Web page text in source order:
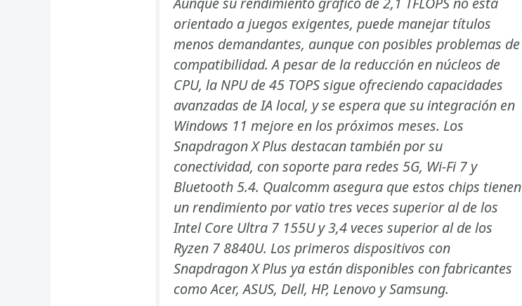
orientado a juegos exigentes, puede manejar títulos
menos demandantes, aunque con posibles problemas de
compatibilidad. A pesar de la reducción en núcleos de
CPU, la NPU de 45 TOPS sigue ofreciendo capacidades
avanzadas de IA local, y se espera que su integración en
Windows 11 mejore en los próximos meses. Los
Snapdragon X Plus destacan también por su
conectividad, con soporte para redes 5G, Wi-Fi 7 y
Bluetooth 5.4. Qualcomm asegura que estos chips tienen
un rendimiento por vatio tres veces superior al de los
Intel Core Ultra 7 155U y 3,4 veces superior al de los
Ryzen 7 8840U. Los primeros dispositivos con
Snapdragon X Plus ya están disponibles con fabricantes
como Acer, ASUS, Dell, HP, Lenovo y Samsung.